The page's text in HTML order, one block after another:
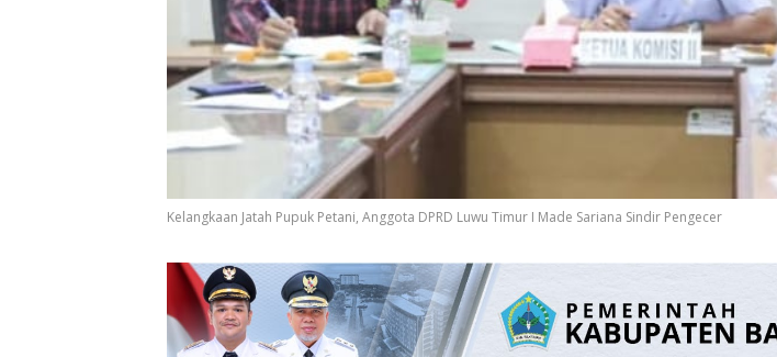
Kelangkaan Jatah Pupuk Petani, Anggota DPRD Luwu Timur I Made Sariana Sindir Pengecer